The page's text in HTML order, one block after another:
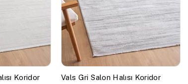
Koridor
Vals Gri Salon Halısı Koridor